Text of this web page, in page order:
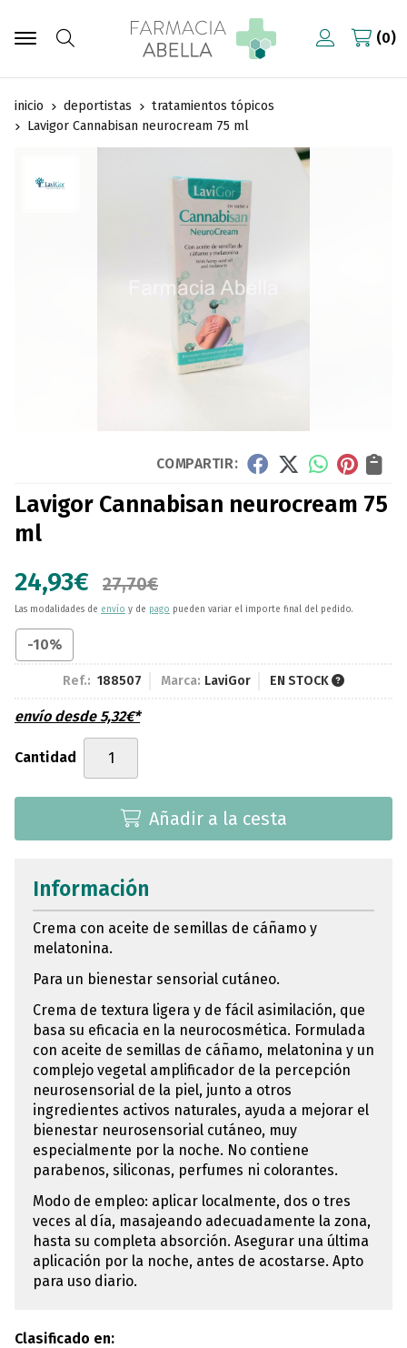
Buscar
0
inicio deportistas
tratamientos tópicos
Lavigor Cannabisan neurocream 75 ml
COMPARTIR:
Lavigor Cannabisan neurocream 75
ml
24,93€ 27,70€
Las modalidades de envío y de pago pueden variar el importe final del pedido.
-10%
Ref.: 188507 Marca: LaviGor EN STOCK
envío desde5,32€*
Cantidad
Añadir a la cesta
Información
Crema con aceite de semillas de cáñamo y
melatonina.
Para un bienestar sensorial cutáneo.
Crema de textura ligera y de fácil asimilación, que
basa su eficacia en la neurocosmética. Formulada
con aceite de semillas de cáñamo, melatonina y un
complejo vegetal amplificador de la percepción
neurosensorial de la piel, junto a otros
ingredientes activos naturales, ayuda a mejorar el
bienestar neurosensorial cutáneo, muy
especialmente por la noche. No contiene
parabenos, siliconas, perfumes ni colorantes.
Modo de empleo: aplicar localmente, dos o tres
veces al día, masajeando adecuadamente la zona,
hasta su completa absorción. Asegurar una última
aplicación por la noche, antes de acostarse. Apto
para uso diario.
Clasificado en: